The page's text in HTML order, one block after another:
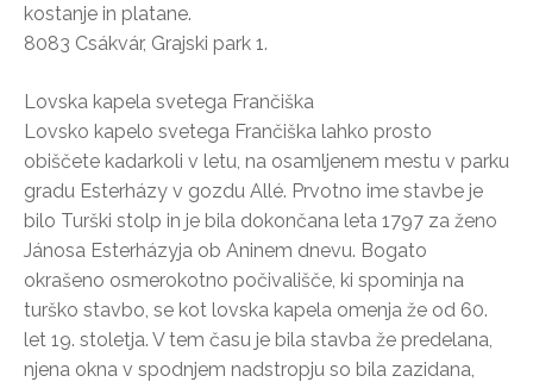
kostanje in platane.
8083 Csákvár, Grajski park 1.
Lovska kapela svetega Frančiška
Lovsko kapelo svetega Frančiška lahko prosto
obiščete kadarkoli v letu, na osamljenem mestu v parku
gradu Esterházy v gozdu Allé. Prvotno ime stavbe je
bilo Turški stolp in je bila dokončana leta 1797 za ženo
Jánosa Esterházyja ob Aninem dnevu. Bogato
okrašeno osmerokotno počivališče, ki spominja na
turško stavbo, se kot lovska kapela omenja že od 60.
let 19. stoletja. V tem času je bila stavba že predelana,
njena okna v spodnjem nadstropju so bila zazidana,